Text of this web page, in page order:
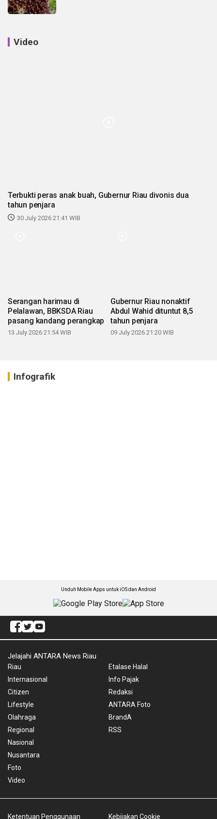
Video
Terbukti peras anak buah, Gubernur Riau divonis dua
tahun penjara
30 July 2026 21:41 WIB
Serangan harimau di
Pelalawan, BBKSDA Riau
pasang kandang perangkap
13 July 2026 21:54 WIB
Gubernur Riau nonaktif
Abdul Wahid dituntut 8,5
tahun penjara
09 July 2026 21:20 WIB
Infografik
Unduh Mobile Apps untuk iOS dan Android
Jelajahi ANTARA News Riau
Riau
Internasional
Citizen
Lifestyle
Olahraga
Regional
Nasional
Nusantara
Foto
Video
Etalase Halal
Info Pajak
Redaksi
ANTARA Foto
BrandA
RSS
Ketentuan Penggunaan Kebijakan Cookie